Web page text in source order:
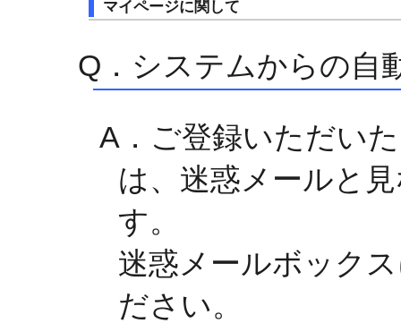
マイページに関して
Q．システムからの自
A．ご登録いただい
は、迷惑メールと
す。
迷惑メールボック
ださい。